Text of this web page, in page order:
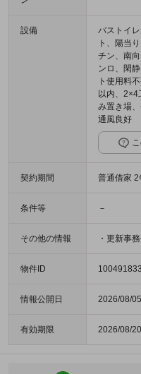
設備
バストイ
ト、陽当
チン、南
ンロ、閑
ト使用料
以内、
み置き場
通風良好
契約期間 普通借家 2
条件等 －
その他の情報 ・更新事
物件ID
情報公開日 2026/08/05
有効期限 2026/08/20